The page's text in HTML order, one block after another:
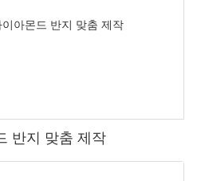
반지 맞춤 제작